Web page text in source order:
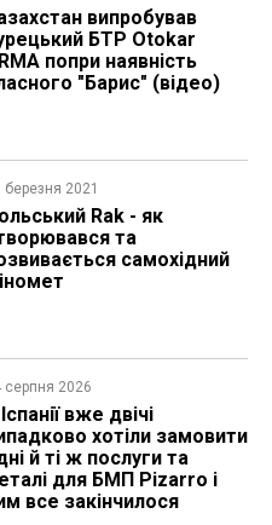
випробував
БТР Otokar
попри наявність
"Барис" (відео)
березня 2021
Rak - як
та
самохідний
серпня 2026
вже двічі
хотіли замовити
й ті ж послуги та
для БМП Pizarro і
все закінчилося